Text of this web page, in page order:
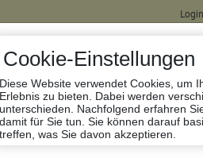
Cookie-Einstellungen
Diese Website verwendet Cookies, um
Erlebnis zu bieten. Dabei werden
unterschieden. Nachfolgend erfahren
damit für Sie tun. Sie können darauf
treffen, was Sie davon akzeptieren.
Login